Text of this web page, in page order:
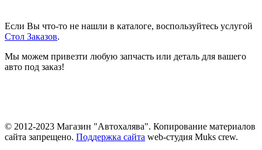
Если Вы что-то не нашли в каталоге, воспользуйтесь услугой
Стол Заказов.
Мы можем привезти любую запчасть или деталь для вашего
авто под заказ!
© 2012-2023 Магазин "Автохалява". Копирование материалов
сайта запрещено. Поддержка сайта web-студия Muks crew.